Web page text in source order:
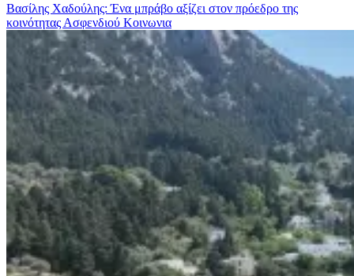
Βασίλης Χαδούλης: Ένα μπράβο αξίζει στον πρόεδρο της
κοινότητας Ασφενδιού Κοινωνια